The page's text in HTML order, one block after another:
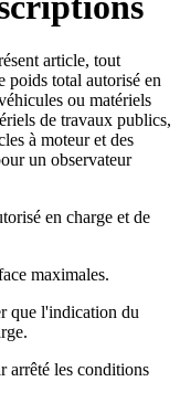
article, tout
poids total autorisé en
ou matériels
de travaux publics,
à moteur et des
un observateur
en charge et de
maximales.
que l'indication du
arrêté les conditions